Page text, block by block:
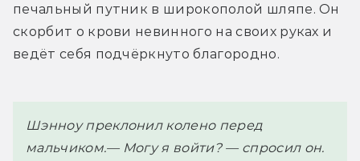
печальный путник в широкополой шляпе. Он
скорбит о крови невинного на своих руках и
ведёт себя подчёркнуто благородно.
Шэнноу преклонил колено перед
мальчиком.— Могу я войти? — спросил он.